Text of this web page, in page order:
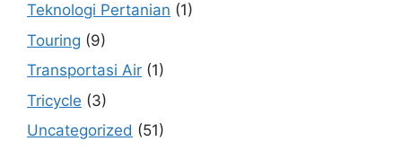
Teknologi Pertanian (1)
Touring (9)
Transportasi Air (1)
Tricycle (3)
Uncategorized (51)